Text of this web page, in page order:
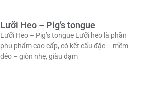
Lưỡi Heo – Pig’s tongue
Lưỡi Heo – Pig’s tongue Lưỡi heo là phần
phụ phẩm cao cấp, có kết cấu đặc – mềm
dẻo – giòn nhẹ, giàu đạm